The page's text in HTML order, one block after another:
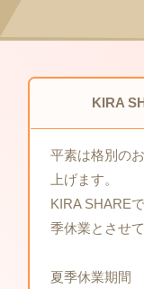
KIRA
平素は格別の
上げます。
KIRA SHARE
季休業とさせ
夏季休業期間